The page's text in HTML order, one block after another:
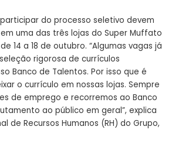
do processo seletivo devem
uma das três lojas do Super Muffato
14 a 18 de outubro. “Algumas vagas já
rigorosa de currículos
Banco de Talentos. Por isso que é
o currículo em nossas lojas. Sempre
de emprego e recorremos ao Banco
ao público em geral”, explica
de Recursos Humanos (RH) do Grupo,